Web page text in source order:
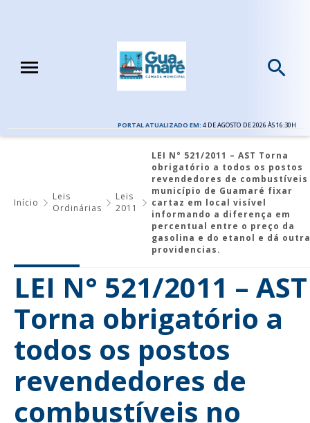
PORTAL ATUALIZADO EM: 4 DE AGOSTO DE 2026 ÀS 16:30H
Início
Leis
Ordinárias
Leis
2011
LEI N° 521/2011 – AST Torna
obrigatório a todos os postos
revendedores de combustíveis
município de Guamaré fixar
cartaz em local visível
informando a diferença em
percentual entre o preço da
gasolina e do etanol e dá
providencias.
LEI N° 521/2011 – AST
Torna obrigatório a
todos os postos
revendedores de
combustíveis no